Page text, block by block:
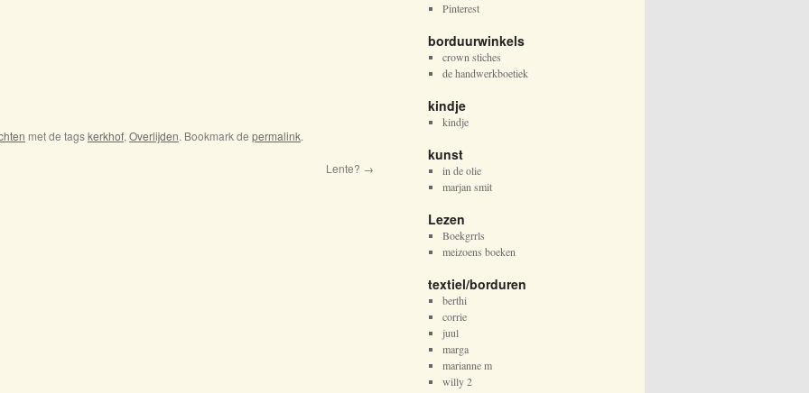
met de tagskerkhof, Overlijden. Bookmark de permalink.
Lente? →
Pinterest
borduurwinkels
crown stiches
de handwerkboetiek
kindje
kindje
kunst
in de olie
marjan smit
Lezen
Boekgrrls
meizoens boeken
textiel/borduren
berthi
corrie
juul
marga
marianne m
willy 2